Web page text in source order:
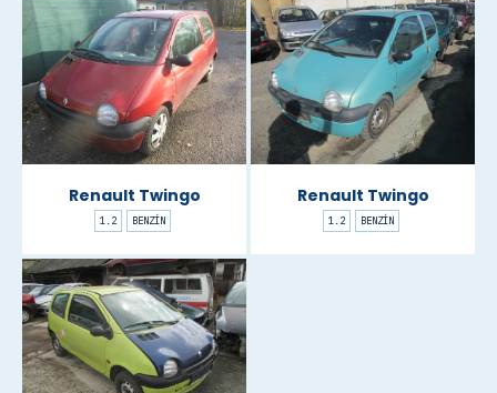
Renault Twingo
1.2 BENZÍN
Renault Twingo
1.2 BENZÍN